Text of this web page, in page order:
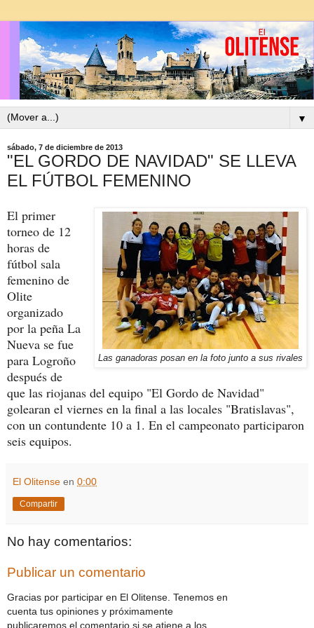
▼
sábado, 7 de diciembre de 2013
"EL GORDO DE NAVIDAD" SE LLEVA
EL FÚTBOL FEMENINO
Las ganadoras posan en la foto junto a sus rivales
El primer
torneo de 12
horas de
fútbol sala
femenino de
Olite
organizado
por la peña La
Nueva se fue
para Logroño
después de
que las riojanas del equipo "El Gordo de Navidad"
golearan el viernes en la final a las locales "Bratislavas",
con un contundente 10 a 1. En el campeonato participaron
seis equipos.
El Olitense en 0:00
Compartir
No hay comentarios:
Publicar un comentario
Gracias por participar en El Olitense. Tenemos en
cuenta tus opiniones y próximamente
publicaremos el comentario si se atiene a los